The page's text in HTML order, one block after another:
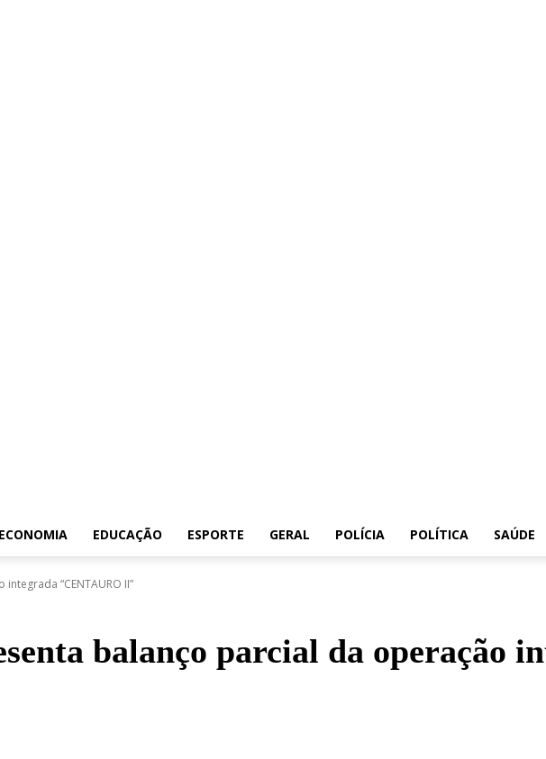
ECONOMIA EDUCAÇÃO ESPORTE GERAL POLÍCIA POLÍTICA SAÚDE
“CENTAURO II”
balanço parcial da operação